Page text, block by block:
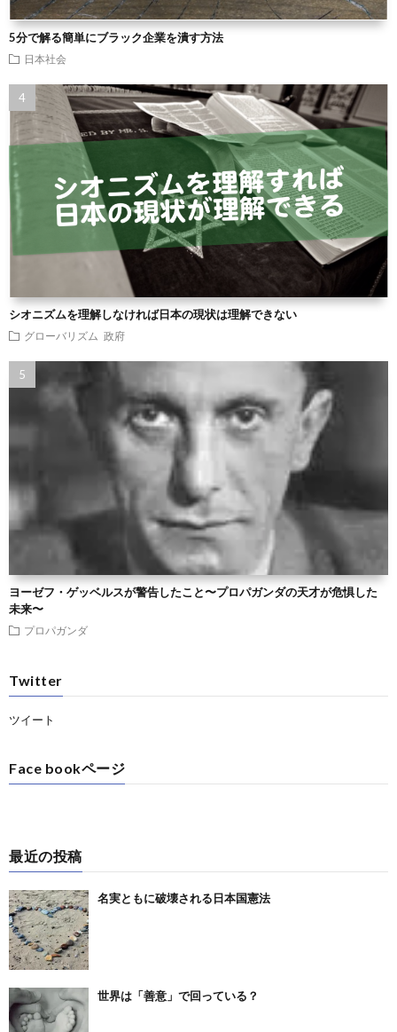
5分で解る簡単にブラック企業を潰す方法
日本社会
シオニズムを理解しなければ日本の現状は理解できない
グローバリズム 政府
ヨーゼフ・ゲッベルスが警告したこと〜プロパガンダの天才が危惧した
未来〜
プロパガンダ
Twitter
ツイート
Face bookページ
最近の投稿
名実ともに破壊される日本国憲法
世界は「善意」で回っている？